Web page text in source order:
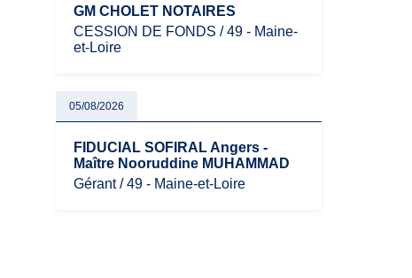
GM CHOLET NOTAIRES
CESSION DE FONDS / 49 - Maine-
et-Loire
05/08/2026
FIDUCIAL SOFIRAL Angers -
Maître Nooruddine MUHAMMAD
Gérant / 49 - Maine-et-Loire